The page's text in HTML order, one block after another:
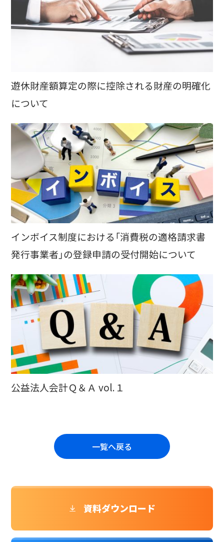
遊休財産額算定の際に控除される財産の明確化
について
インボイス制度における「消費税の適格請求書
発行事業者」の登録申請の受付開始について
公益法人会計Ｑ＆Ａ vol.１
一覧へ戻る
資料ダウンロード